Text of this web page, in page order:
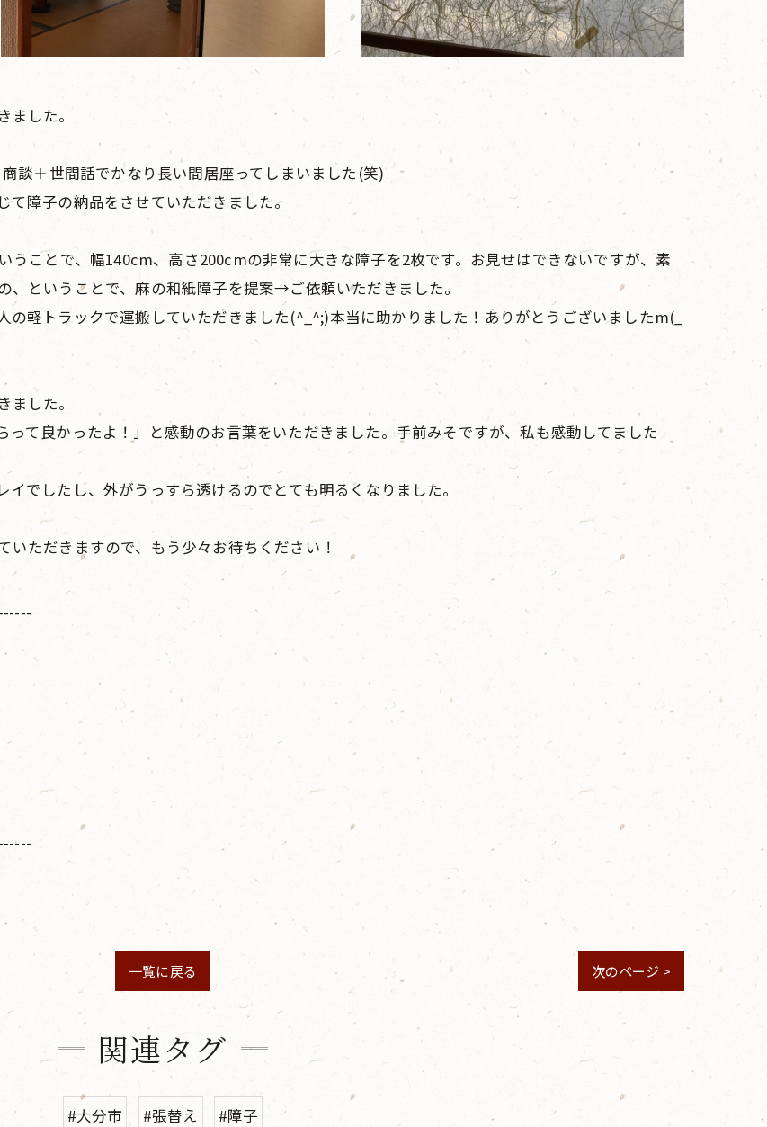
した。
談＋世間話でかなり長い間居座ってしまいました(笑)
障子の納品をさせていただきました。
うことで、幅140cm、高さ200cmの非常に大きな障子を2枚です。お見せはできないですが、素
ということで、麻の和紙障子を提案→ご依頼いただきました。
軽トラックで運搬していただきました(^_^;)本当に助かりました！ありがとうございましたm(_
した。
て良かったよ！」と感動のお言葉をいただきました。手前みそですが、私も感動してました
でしたし、外がうっすら透けるのでとても明るくなりました。
ただきますので、もう少々お待ちください！
一覧に戻る 次のページ >
関連タグ
#大分市 #張替え #障子